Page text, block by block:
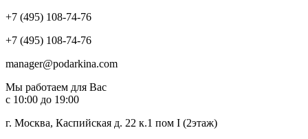
+7 (495) 108-74-76
+7 (495) 108-74-76
manager@podarkina.com
Мы работаем для Вас
с 10:00 до 19:00
г. Москва, Каспийская д. 22 к.1 пом I (2этаж)